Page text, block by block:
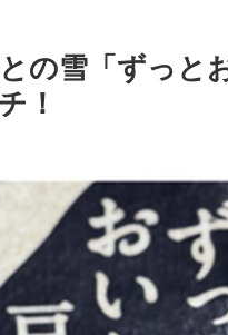
の雪「ずっと
！